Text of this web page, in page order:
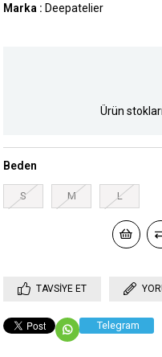
Marka : Deepatelier
Ürün
Beden
S M L
TAVSIYE ET
Telegram